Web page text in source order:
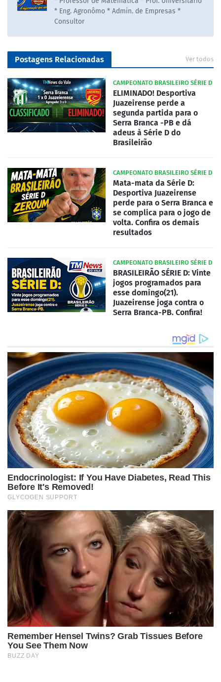
* Eng. Agronômo * Admin. de Empresas *
Consultor
Postagens Relacionadas Ver todos
CAMPEONATO BRASILEIRO SÉRIE D
ELIMINADO! Desportiva
Juazeirense perde a
segunda partida para o
Serra Branca -PB e dá
adeus à Série D do
Brasileirão
CAMPEONATO BRASILEIRO SÉRIE D
Mata-mata da Série D:
Desportiva Juazeirense
perde para o Serra Branca e
se complica para o jogo de
volta. Confira os demais
resultados
CAMPEONATO BRASILEIRO SÉRIE D
BRASILEIRÃO SÉRIE D: Vinte
jogos programados para
esse domingo(21).
Juazeirense joga contra o
Serra Branca-PB. Confira!